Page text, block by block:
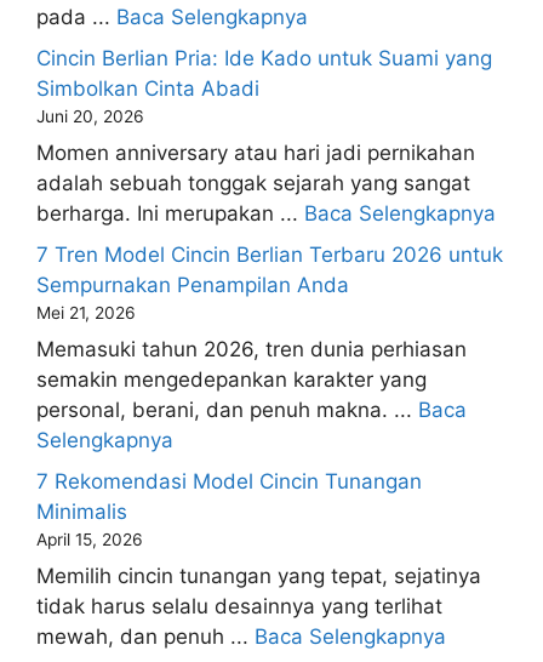
pada ... Baca Selengkapnya
Cincin Berlian Pria: Ide Kado untuk Suami yang
Simbolkan Cinta Abadi
Juni 20, 2026
Momen anniversary atau hari jadi pernikahan
adalah sebuah tonggak sejarah yang sangat
berharga. Ini merupakan ... Baca Selengkapnya
7 Tren Model Cincin Berlian Terbaru 2026 untuk
Sempurnakan Penampilan Anda
Mei 21, 2026
Memasuki tahun 2026, tren dunia perhiasan
semakin mengedepankan karakter yang
personal, berani, dan penuh makna. ... Baca
Selengkapnya
7 Rekomendasi Model Cincin Tunangan
Minimalis
April 15, 2026
Memilih cincin tunangan yang tepat, sejatinya
tidak harus selalu desainnya yang terlihat
mewah, dan penuh ... Baca Selengkapnya